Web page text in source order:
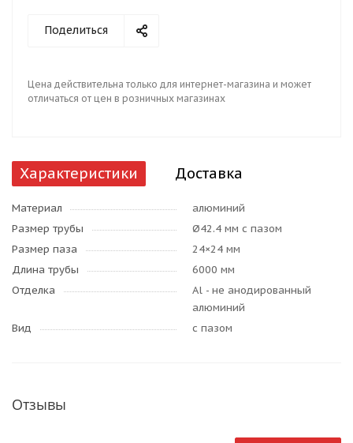
Поделиться
Цена действительна только для интернет-магазина и может
отличаться от цен в розничных магазинах
Характеристики Доставка
Материал
алюминий
Размер трубы
Ø42.4 мм с пазом
Размер паза
24×24 мм
Длина трубы
6000 мм
Отделка
Al - не анодированный
алюминий
Вид
с пазом
Отзывы